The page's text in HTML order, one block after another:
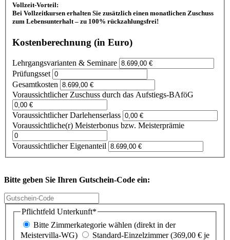
Vollzeit-Vorteil:
Bei Vollzeitkursen erhalten Sie zusätzlich einen monatlichen Zuschuss
zum Lebensunterhalt – zu 100% rückzahlungsfrei!
Kostenberechnung (in Euro)
Lehrgangsvarianten & Seminare
Prüfungsset
Gesamtkosten
Voraussichtlicher Zuschuss durch das Aufstiegs-BAföG
Voraussichtlicher Darlehenserlass
Voraussichtliche(r) Meisterbonus bzw. Meisterprämie
Voraussichtlicher Eigenanteil
Bitte geben Sie Ihren Gutschein-Code ein:
Pflichtfeld Unterkunft*
Bitte Zimmerkategorie wählen (direkt in der
Meistervilla-WG)
Standard-Einzelzimmer (369,00 € je